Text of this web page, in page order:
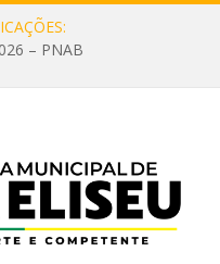
– PNAB